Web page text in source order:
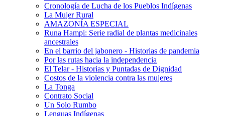
Cronología de Lucha de los Pueblos Indígenas
La Mujer Rural
AMAZONÍA ESPECIAL
Runa Hampi: Serie radial de plantas medicinales
ancestrales
En el barrio del jabonero - Historias de pandemia
Por las rutas hacia la independencia
El Telar - Historias y Puntadas de Dignidad
Costos de la violencia contra las mujeres
La Tonga
Contrato Social
Un Solo Rumbo
Lenguas Indígenas